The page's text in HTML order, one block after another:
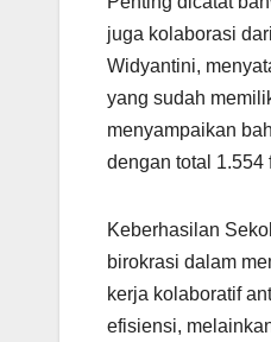
juga kolaborasi
Widyantini,
yang sudah
menyampaikan
dengan total 1.554
Keberhasilan
birokrasi dalam
kerja kolaboratif
efisiensi,